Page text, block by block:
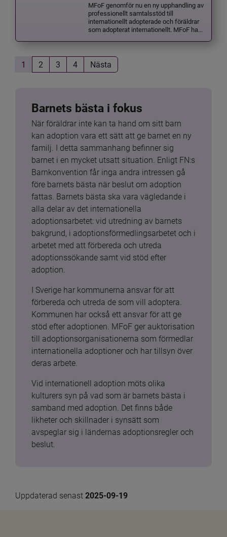
MFoF genomför nu en ny upphandling av
professionellt samtalsstöd till
internationellt adopterade och föräldrar
som adopterat internationellt. MFoF ha...
1 2 3 4 Nästa
Barnets bästa i fokus
När föräldrar inte kan ta hand om sitt barn
kan adoption vara ett sätt att ge barnet en ny
familj. I detta sammanhang befinner sig
barnet i en mycket utsatt situation. Enligt FN:s
Barnkonvention får inga andra intressen gå
före barnets bästa när beslut om adoption
fattas. Barnets bästa ska vara vägledande i
alla delar av det internationella
adoptionsarbetet: vid utredning av barnets
bakgrund, i adoptionsförmedlingsarbetet och i
arbetet med att förbereda och utreda
adoptionssökande samt vid stöd efter
adoption.
I Sverige har kommunerna ansvar för att
förbereda och utreda de som vill adoptera.
Kommunen har också ett ansvar för att ge
stöd efter adoptionen. MFoF ger auktorisation
till adoptionsorganisationerna som förmedlar
internationella adoptioner och har tillsyn över
deras arbete.
Vid internationell adoption möts olika
kulturers syn på vad som är barnets bästa i
samband med adoption. Det finns både
likheter och skillnader i synsätt som
avspeglar sig i ländernas adoptionsregler och
beslut.
Uppdaterad senast 2025-09-19